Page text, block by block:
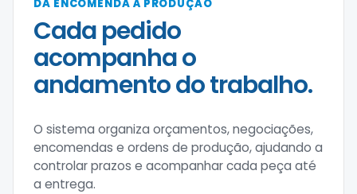
DA ENCOMENDA À PRODUÇÃO
Cada pedido
acompanha o
andamento do trabalho.
O sistema organiza orçamentos, negociações,
encomendas e ordens de produção, ajudando a
controlar prazos e acompanhar cada peça até
a entrega.